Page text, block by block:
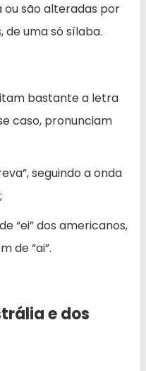
são alteradas por
uma só sílaba.
bastante a letra
caso, pronunciam
seguindo a onda
“ei” dos americanos,
de “ai”.
e dos